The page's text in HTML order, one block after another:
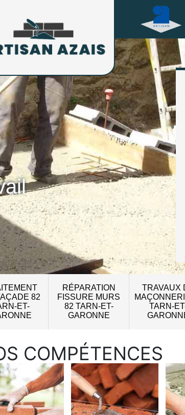
82
ET-
RÉPARATION
FISSURE MURS
82 TARN-ET-
GARONNE
TRAVAUX
TARN-
COMPÉTENCES